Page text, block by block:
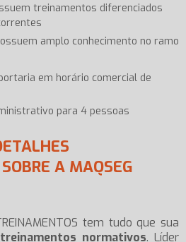
treinamentos diferenciados
amplo conhecimento no ramo
em horário comercial de
para 4 pessoas
A MAQSEG
tem tudo que sua
treinamentos normativos. Líder